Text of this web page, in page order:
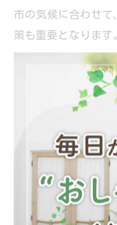
市の気候に合わせて
策も重要となります
「ペットがのびの
れがしやすくなっ
トと人が共に快適
向上にもつながり
案を積極的に取り
外構工事で家族が
外構工事で家族が